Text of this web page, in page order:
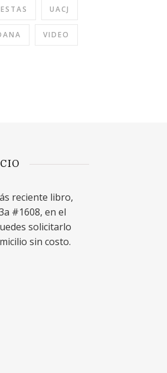
UACJ
VIDEO
reciente libro,
#1608, en el
solicitarlo
sin costo.